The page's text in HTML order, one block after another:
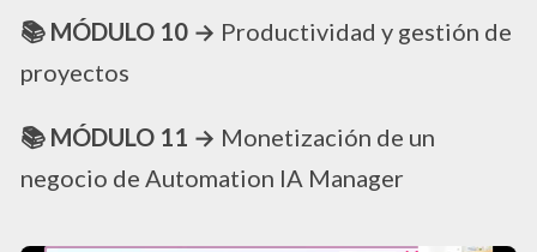
📚 MÓDULO 10 → Productividad y gestión de
proyectos
📚 MÓDULO 11 → Monetización de un
negocio de Automation IA Manager